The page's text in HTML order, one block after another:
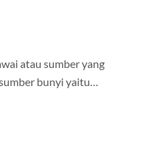
atau sumber yang
bunyi yaitu…